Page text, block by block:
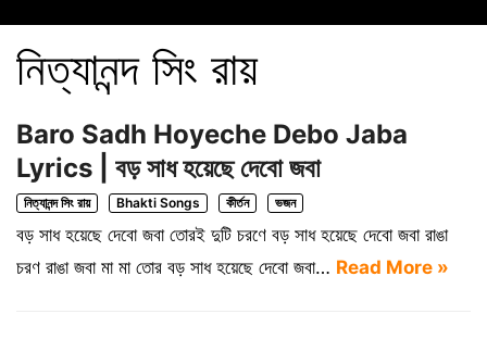
নিত্যানন্দ সিং রায়
Baro Sadh Hoyeche Debo Jaba
Lyrics | বড় সাধ হয়েছে দেবো জবা
নিত্যানন্দ সিং রায় Bhakti Songs কীর্তন ভজন
বড় সাধ হয়েছে দেবো জবা তোরই দুটি চরণে বড় সাধ হয়েছে দেবো জবা রাঙা
চরণ রাঙা জবা মা মা তোর বড় সাধ হয়েছে দেবো জবা… Read More »